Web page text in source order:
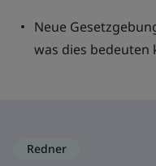
Neue
was dies bedeuten
Redner